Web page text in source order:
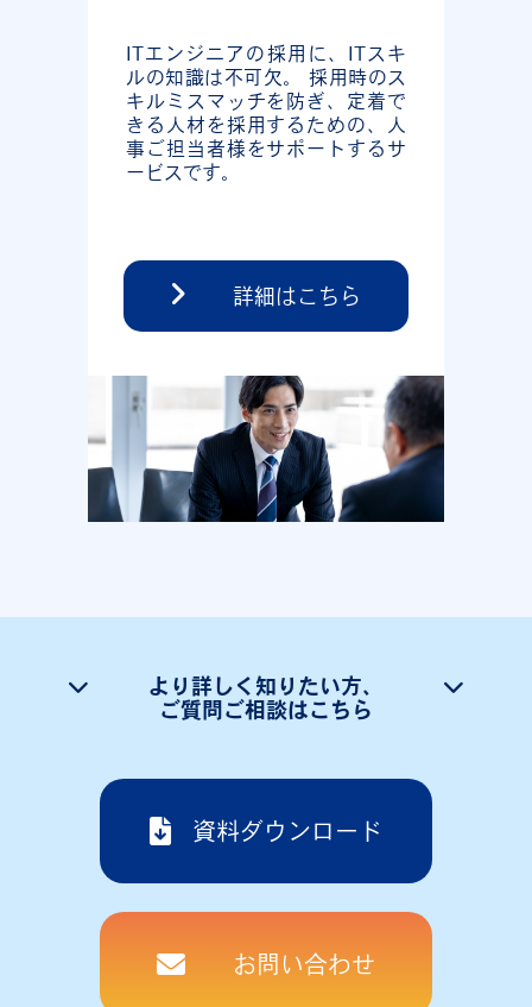
ITエンジニアの採用に、ITスキ
ルの知識は不可欠。 採用時のス
キルミスマッチを防ぎ、定着で
きる人材を採用するための、人
事ご担当者様をサポートするサ
ービスです。
詳細はこちら
より詳しく知りたい方、
ご質問ご相談はこちら
資料ダウンロード
お問い合わせ